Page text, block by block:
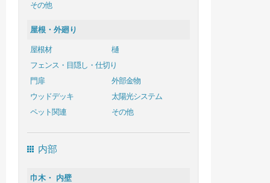
その他
屋根・外廻り
屋根材
樋
フェンス・目隠し・仕切り
門扉
外部金物
ウッドデッキ
太陽光システム
ペット関連
その他
内部
巾木・ 内壁